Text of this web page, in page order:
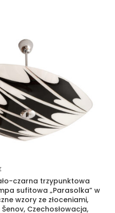
czarna trzypunktowa
sufitowa „Parasolka” w
wzory ze złoceniami,
Czechosłowacja,